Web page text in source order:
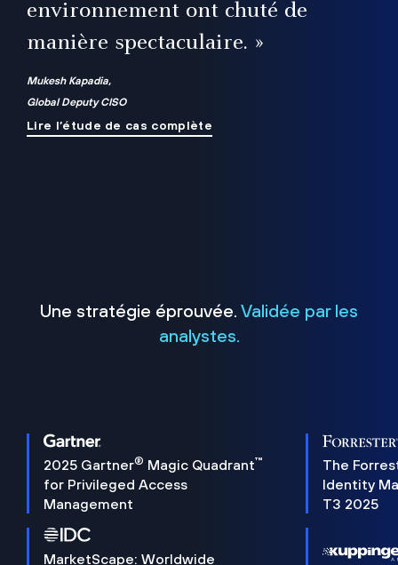
environnement ont chuté de
manière spectaculaire. »
Mukesh Kapadia,
Global Deputy CISO
Lire l’étude de cas complète
Une stratégie éprouvée. Validée par les
analystes.
2025 Gartner® Magic Quadrant™
for Privileged Access
Management
The
Identity
T3 2025
MarketScape: Worldwide